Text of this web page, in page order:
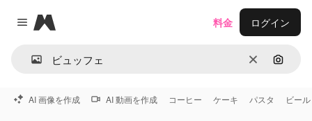
Close menu
Magnific
消去 画像で
料金 ログイン
AI 画像を作成 AI 動画を作成 コーヒー ケーキ パスタ ビール